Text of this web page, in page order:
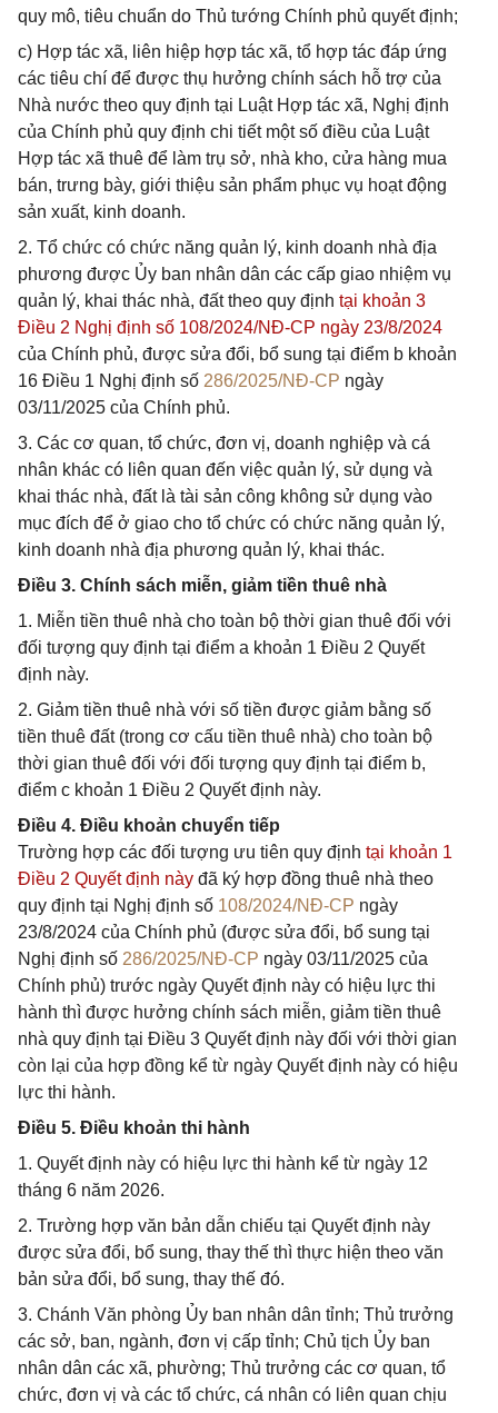
quy mô, tiêu chuẩn do Thủ tướng Chính phủ quyết định;
c) Hợp tác xã, liên hiệp hợp tác xã, tổ hợp tác đáp ứng
các tiêu chí để được thụ hưởng chính sách hỗ trợ của
Nhà nước theo quy định tại Luật Hợp tác xã, Nghị định
của Chính phủ quy định chi tiết một số điều của Luật
Hợp tác xã thuê để làm trụ sở, nhà kho, cửa hàng mua
bán, trưng bày, giới thiệu sản phẩm phục vụ hoạt động
sản xuất, kinh doanh.
2. Tổ chức có chức năng quản lý, kinh doanh nhà địa
phương được Ủy ban nhân dân các cấp giao nhiệm vụ
quản lý, khai thác nhà, đất theo quy định tại khoản 3
Điều 2 Nghị định số 108/2024/NĐ-CP ngày 23/8/2024
của Chính phủ, được sửa đổi, bổ sung tại điểm b khoản
16 Điều 1 Nghị định số 286/2025/NĐ-CP ngày
03/11/2025 của Chính phủ.
3. Các cơ quan, tổ chức, đơn vị, doanh nghiệp và cá
nhân khác có liên quan đến việc quản lý, sử dụng và
khai thác nhà, đất là tài sản công không sử dụng vào
mục đích để ở giao cho tổ chức có chức năng quản lý,
kinh doanh nhà địa phương quản lý, khai thác.
Điều 3. Chính sách miễn, giảm tiền thuê nhà
1. Miễn tiền thuê nhà cho toàn bộ thời gian thuê đối với
đối tượng quy định tại điểm a khoản 1 Điều 2 Quyết
định này.
2. Giảm tiền thuê nhà với số tiền được giảm bằng số
tiền thuê đất (trong cơ cấu tiền thuê nhà) cho toàn bộ
thời gian thuê đối với đối tượng quy định tại điểm b,
điểm c khoản 1 Điều 2 Quyết định này.
Điều 4. Điều khoản chuyển tiếp
Trường hợp các đối tượng ưu tiên quy định tại khoản 1
Điều 2 Quyết định này đã ký hợp đồng thuê nhà theo
quy định tại Nghị định số 108/2024/NĐ-CP ngày
23/8/2024 của Chính phủ (được sửa đổi, bổ sung tại
Nghị định số 286/2025/NĐ-CP ngày 03/11/2025 của
Chính phủ) trước ngày Quyết định này có hiệu lực thi
hành thì được hưởng chính sách miễn, giảm tiền thuê
nhà quy định tại Điều 3 Quyết định này đối với thời gian
còn lại của hợp đồng kể từ ngày Quyết định này có hiệu
lực thi hành.
Điều 5. Điều khoản thi hành
1. Quyết định này có hiệu lực thi hành kể từ ngày 12
tháng 6 năm 2026.
2. Trường hợp văn bản dẫn chiếu tại Quyết định này
được sửa đổi, bổ sung, thay thế thì thực hiện theo văn
bản sửa đổi, bổ sung, thay thế đó.
3. Chánh Văn phòng Ủy ban nhân dân tỉnh; Thủ trưởng
các sở, ban, ngành, đơn vị cấp tỉnh; Chủ tịch Ủy ban
nhân dân các xã, phường; Thủ trưởng các cơ quan, tổ
chức, đơn vị và các tổ chức, cá nhân có liên quan chịu